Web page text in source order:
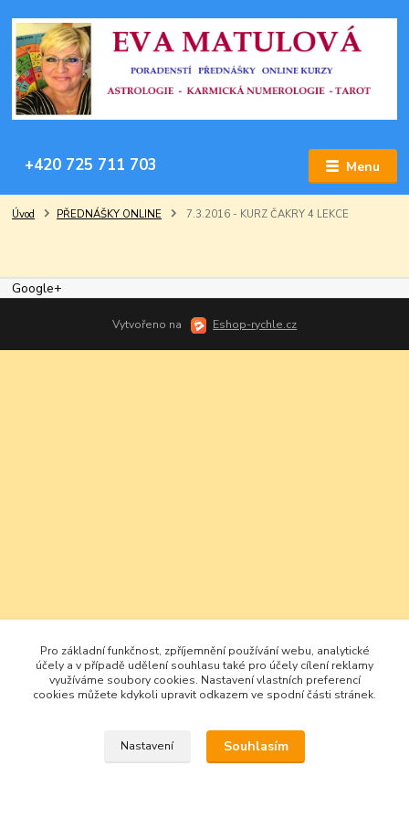
Menu
+420 725 711 703
Úvod PŘEDNÁŠKY ONLINE 7.3.2016 - KURZ ČAKRY 4 LEKCE
Google+
Vytvořeno na Eshop-rychle.cz
Pro základní funkčnost, zpříjemnění používání webu, analytické
účely a v případě udělení souhlasu také pro účely cílení reklamy
využíváme soubory cookies. Nastavení vlastních preferencí
cookies můžete kdykoli upravit odkazem ve spodní části stránek.
Nastavení Souhlasím